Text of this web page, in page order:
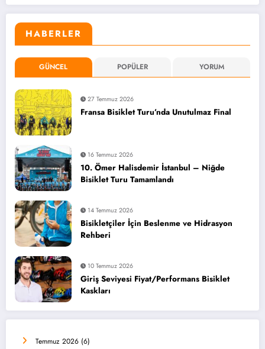
HABERLER
GÜNCEL POPÜLER YORUM
27 Temmuz 2026
Fransa Bisiklet Turu’nda Unutulmaz Final
16 Temmuz 2026
10. Ömer Halisdemir İstanbul – Niğde
Bisiklet Turu Tamamlandı
14 Temmuz 2026
Bisikletçiler İçin Beslenme ve Hidrasyon
Rehberi
10 Temmuz 2026
Giriş Seviyesi Fiyat/Performans Bisiklet
Kaskları
Temmuz 2026 (6)